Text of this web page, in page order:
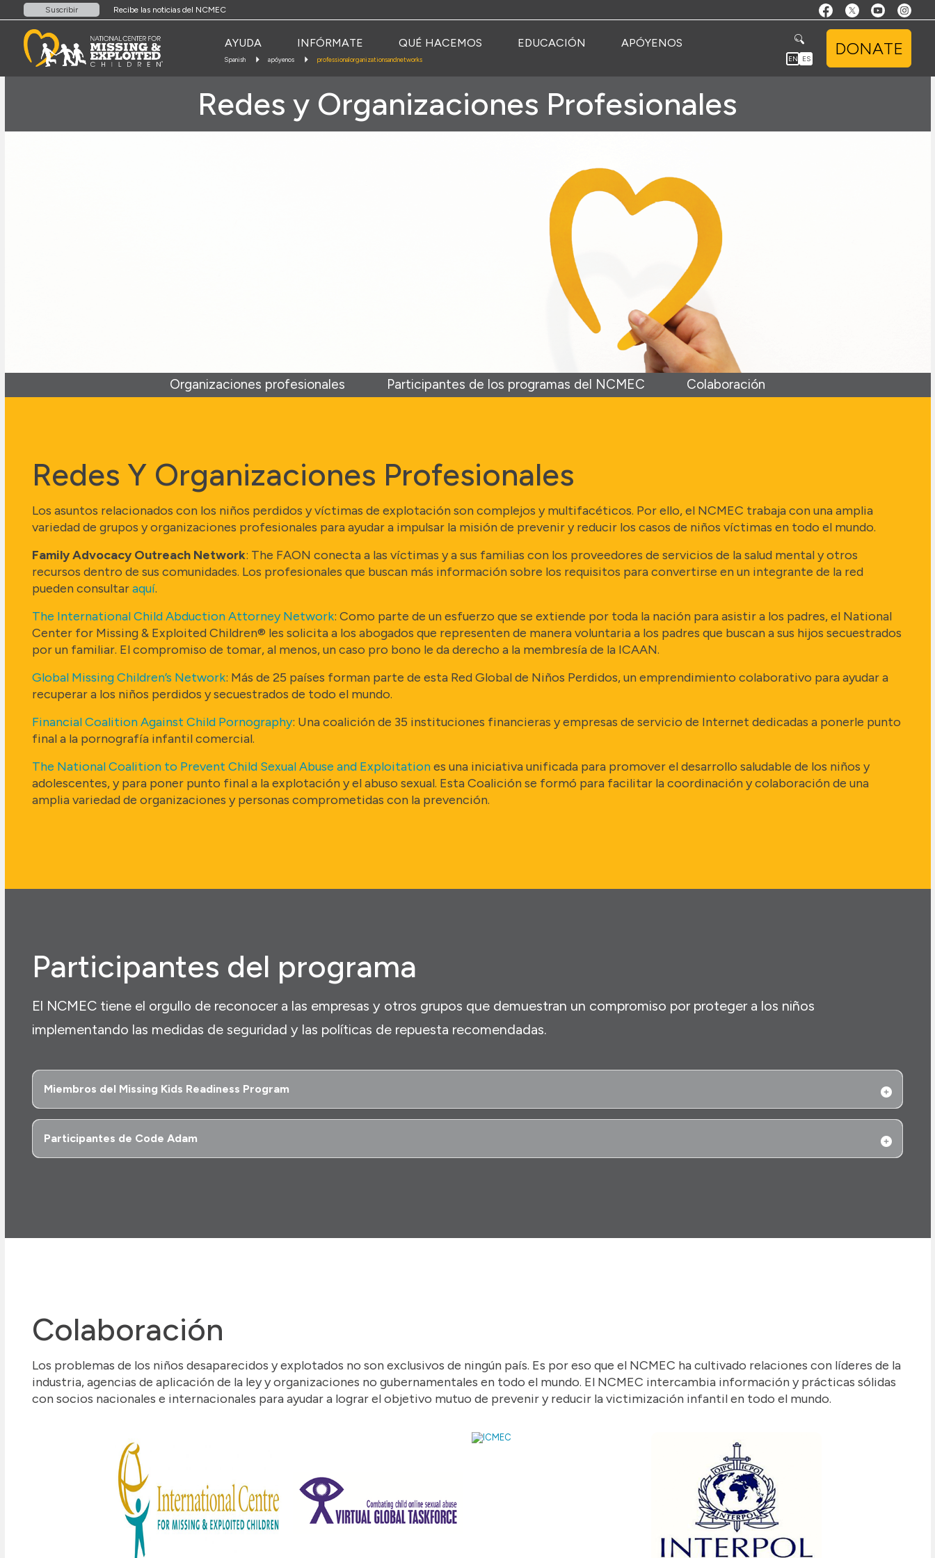
Suscribir Recibe las noticias del NCMEC
AYUDA INFÓRMATE QUÉ HACEMOS EDUCACIÓN APÓYENOS
Spanish apóyenos professionalorganizationsandnetworks EN ES
DONATE
Redes y Organizaciones Profesionales
Organizaciones profesionales Participantes de los programas del NCMEC Colaboración
Redes Y Organizaciones Profesionales
Los asuntos relacionados con los niños perdidos y víctimas de explotación son complejos y multifacéticos. Por ello, el NCMEC trabaja con una amplia
variedad de grupos y organizaciones profesionales para ayudar a impulsar la misión de prevenir y reducir los casos de niños víctimas en todo el mundo.
Family Advocacy Outreach Network: The FAON conecta a las víctimas y a sus familias con los proveedores de servicios de la salud mental y otros
recursos dentro de sus comunidades. Los profesionales que buscan más información sobre los requisitos para convertirse en un integrante de la red
pueden consultaraquí.
The International Child Abduction Attorney Network: Como parte de un esfuerzo que se extiende por toda la nación para asistir a los padres, el National
Center for Missing & Exploited Children® les solicita a los abogados que representen de manera voluntaria a los padres que buscan a sus hijos secuestrados
por un familiar. El compromiso de tomar, al menos, un caso pro bono le da derecho a la membresía de la ICAAN.
Global Missing Children’s Network: Más de 25 países forman parte de esta Red Global de Niños Perdidos, un emprendimiento colaborativo para ayudar a
recuperar a los niños perdidos y secuestrados de todo el mundo.
Financial Coalition Against Child Pornography: Una coalición de 35 instituciones financieras y empresas de servicio de Internet dedicadas a ponerle punto
final a la pornografía infantil comercial.
The National Coalition to Prevent Child Sexual Abuse and Exploitationes una iniciativa unificada para promover el desarrollo saludable de los niños y
adolescentes, y para poner punto final a la explotación y el abuso sexual. Esta Coalición se formó para facilitar la coordinación y colaboración de una
amplia variedad de organizaciones y personas comprometidas con la prevención.
Participantes del programa
El NCMEC tiene el orgullo de reconocer a las empresas y otros grupos que demuestran un compromiso por proteger a los niños
implementando las medidas de seguridad y las políticas de repuesta recomendadas.
Miembros del Missing Kids Readiness Program
Participantes de Code Adam
Colaboración
Los problemas de los niños desaparecidos y explotados no son exclusivos de ningún país. Es por eso que el NCMEC ha cultivado relaciones con líderes de la
industria, agencias de aplicación de la ley y organizaciones no gubernamentales en todo el mundo. El NCMEC intercambia información y prácticas sólidas
con socios nacionales e internacionales para ayudar a lograr el objetivo mutuo de prevenir y reducir la victimización infantil en todo el mundo.